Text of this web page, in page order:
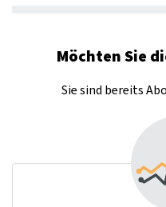
Möchten Sie
Sie sind bereits